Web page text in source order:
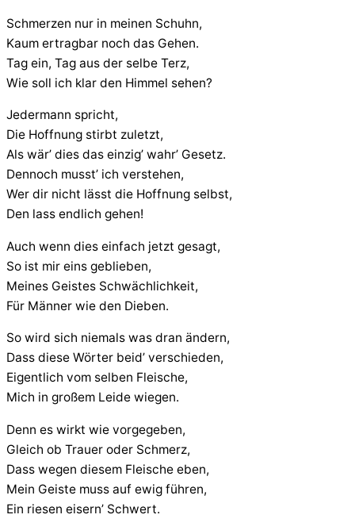
Schmerzen nur in meinen Schuhn,
Kaum ertragbar noch das Gehen.
Tag ein, Tag aus der selbe Terz,
Wie soll ich klar den Himmel sehen?
Jedermann spricht,
Die Hoffnung stirbt zuletzt,
Als wär’ dies das einzig’ wahr’ Gesetz.
Dennoch musst’ ich verstehen,
Wer dir nicht lässt die Hoffnung selbst,
Den lass endlich gehen!
Auch wenn dies einfach jetzt gesagt,
So ist mir eins geblieben,
Meines Geistes Schwächlichkeit,
Für Männer wie den Dieben.
So wird sich niemals was dran ändern,
Dass diese Wörter beid’ verschieden,
Eigentlich vom selben Fleische,
Mich in großem Leide wiegen.
Denn es wirkt wie vorgegeben,
Gleich ob Trauer oder Schmerz,
Dass wegen diesem Fleische eben,
Mein Geiste muss auf ewig führen,
Ein riesen eisern’ Schwert.